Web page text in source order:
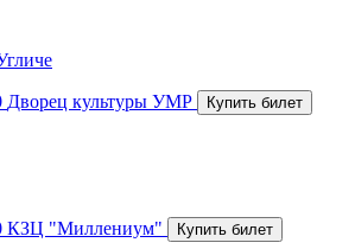
Дворец культуры УМР
КЗЦ "Миллениум"